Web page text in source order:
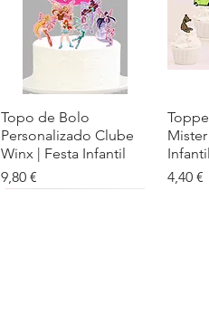
Visualização rápida
Topo de Bolo
Personalizado Clube
Winx | Festa Infantil
Preço
9,80 €
Infantil
Preço
4,40 €